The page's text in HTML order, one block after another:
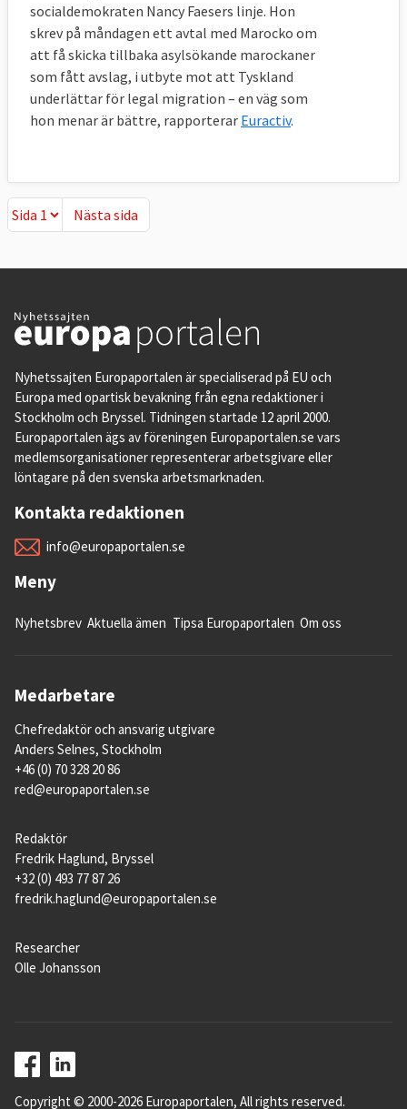
socialdemokraten Nancy Faesers linje. Hon
skrev på måndagen ett avtal med Marocko om
att få skicka tillbaka asylsökande marockaner
som fått avslag, i utbyte mot att Tyskland
underlättar för legal migration – en väg som
hon menar är bättre, rapporterar Euractiv.
Nästa sida
Nästa sida
Nyhetssajten Europaportalen är specialiserad på EU och
Europa med opartisk bevakning från egna redaktioner i
Stockholm och Bryssel. Tidningen startade 12 april 2000.
Europaportalen ägs av föreningen Europaportalen.se vars
medlemsorganisationer representerar arbetsgivare eller
löntagare på den svenska arbetsmarknaden.
Kontakta redaktionen
info@europaportalen.se
Meny
Nyhetsbrev Aktuella ämen Tipsa Europaportalen Om oss
Medarbetare
Chefredaktör och ansvarig utgivare
Anders Selnes, Stockholm
+46 (0) 70 328 20 86
red@europaportalen.se
Redaktör
Fredrik Haglund, Bryssel
+32 (0) 493 77 87 26
fredrik.haglund@europaportalen.se
Researcher
Olle Johansson
Copyright © 2000-2026 Europaportalen, All rights reserved.